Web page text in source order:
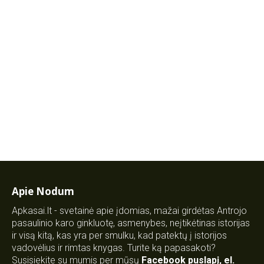
Apie Nodum
Apkasai.lt - svetainė apie įdomias, mažai girdėtas Antrojo
pasaulinio karo ginkluotę, asmenybes, neįtikėtinas istorijas
ir visą kitą, kas yra per smulku, kad patektų į istorijos
vadovėlius ir rimtas knygas. Turite ką papasakoti?
Susisiekite su mumis per mūsų Facebook puslapį, el.